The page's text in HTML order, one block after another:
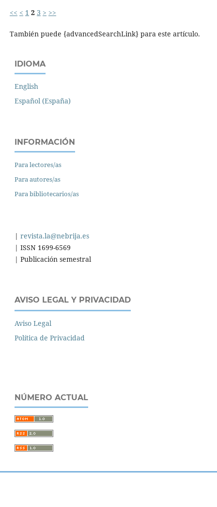
<< < 1 2 3 > >>
También puede {advancedSearchLink} para este artículo.
IDIOMA
English
Español (España)
INFORMACIÓN
Para lectores/as
Para autores/as
Para bibliotecarios/as
| revista.la@nebrija.es
| ISSN 1699-6569
| Publicación semestral
AVISO LEGAL Y PRIVACIDAD
Aviso Legal
Política de Privacidad
NÚMERO ACTUAL